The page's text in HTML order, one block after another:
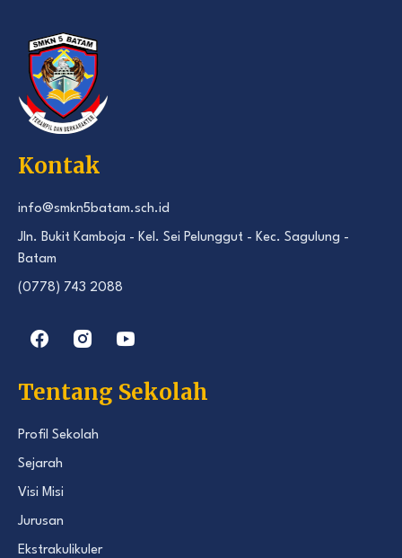
Kontak
info@smkn5batam.sch.id
Jln. Bukit Kamboja - Kel. Sei Pelunggut - Kec. Sagulung -
Batam
(0778) 743 2088
Tentang Sekolah
Profil Sekolah
Sejarah
Visi Misi
Jurusan
Ekstrakulikuler